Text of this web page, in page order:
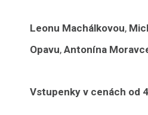
Leonu Machálkovou,
Opavu,Antonína
Vstupenky v cenách od